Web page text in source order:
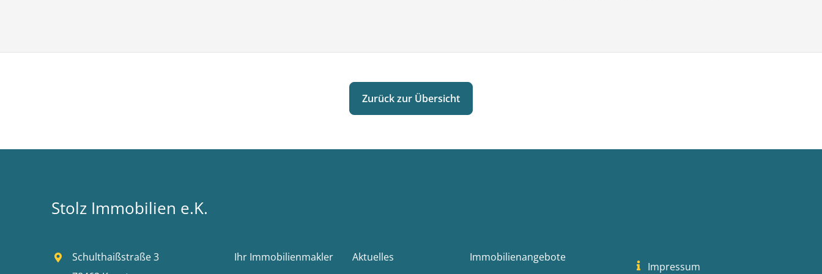
Diese Immobilie überzeugt durch ihre gelungene Kombination aus Lage,
Ausstattung und Funktionalität und stellt sowohl für Eigennutzer als auch für
Besichtigungstermin. Wir freuen uns darauf, Ihnen diese Wohnung persönlich
Zurück zur Übersicht
Stolz Immobilien e.K.
Schulthaißstraße 3
Ihr Immobilienmakler Aktuelles
Immobilienangebote
Impressum